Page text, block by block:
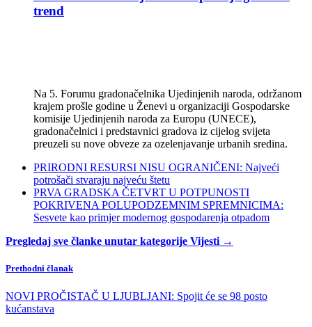
trend
Na 5. Forumu gradonačelnika Ujedinjenih naroda, održanom
krajem prošle godine u Ženevi u organizaciji Gospodarske
komisije Ujedinjenih naroda za Europu (UNECE),
gradonačelnici i predstavnici gradova iz cijelog svijeta
preuzeli su nove obveze za ozelenjavanje urbanih sredina.
PRIRODNI RESURSI NISU OGRANIČENI: Najveći
potrošači stvaraju najveću štetu
PRVA GRADSKA ČETVRT U POTPUNOSTI
POKRIVENA POLUPODZEMNIM SPREMNICIMA:
Sesvete kao primjer modernog gospodarenja otpadom
Pregledaj sve članke unutar kategorije Vijesti →
Prethodni članak
NOVI PROČISTAČ U LJUBLJANI: Spojit će se 98 posto
kućanstava